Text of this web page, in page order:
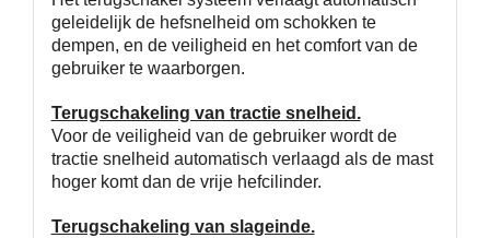
geleidelijk de hefsnelheid om schokken te
dempen, en de veiligheid en het comfort van de
gebruiker te waarborgen.
Terugschakeling van tractie snelheid.
Voor de veiligheid van de gebruiker wordt de
tractie snelheid automatisch verlaagd als de mast
hoger komt dan de vrije hefcilinder.
Terugschakeling van slageinde.